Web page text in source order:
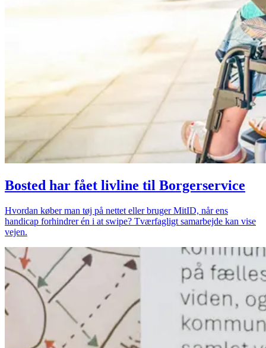
Bosted har fået livline til Borgerservice
Hvordan køber man tøj på nettet eller bruger MitID, når ens
handicap forhindrer én i at swipe? Tværfagligt samarbejde kan vise
vejen.